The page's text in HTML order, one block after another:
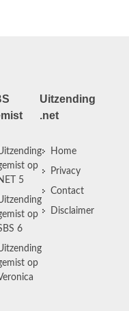
op
5
op
6
op
Uitzending
.net
Home
Privacy
Contact
Disclaimer